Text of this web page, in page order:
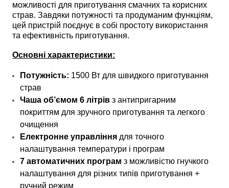
можливості для приготування смачних та корисних
страв. Завдяки потужності та продуманим функціям,
цей пристрій поєднує в собі простоту використання
та ефективність приготування.
Основні характеристики:
Потужність: 1500 Вт для швидкого приготування
страв
Чаша об’ємом 6 літрів з антипригарним
покриттям для зручного приготування та легкого
очищення
Електронне управління для точного
налаштування температури і програм
7 автоматичних програм з можливістю гнучкого
налаштування для різних типів приготування +
ручний режим